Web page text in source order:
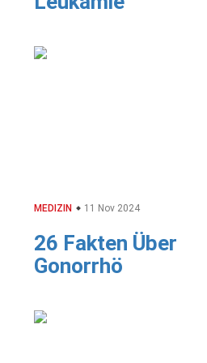
MEDIZIN 11 Nov 2024
26 Fakten Über
Gonorrhö